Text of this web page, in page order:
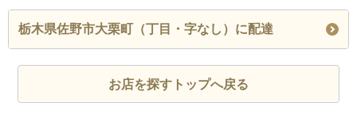
栃木県佐野市大栗町（丁目・字なし）に配達
お店を探すトップへ戻る